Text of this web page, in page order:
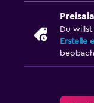
Du
Erstelle